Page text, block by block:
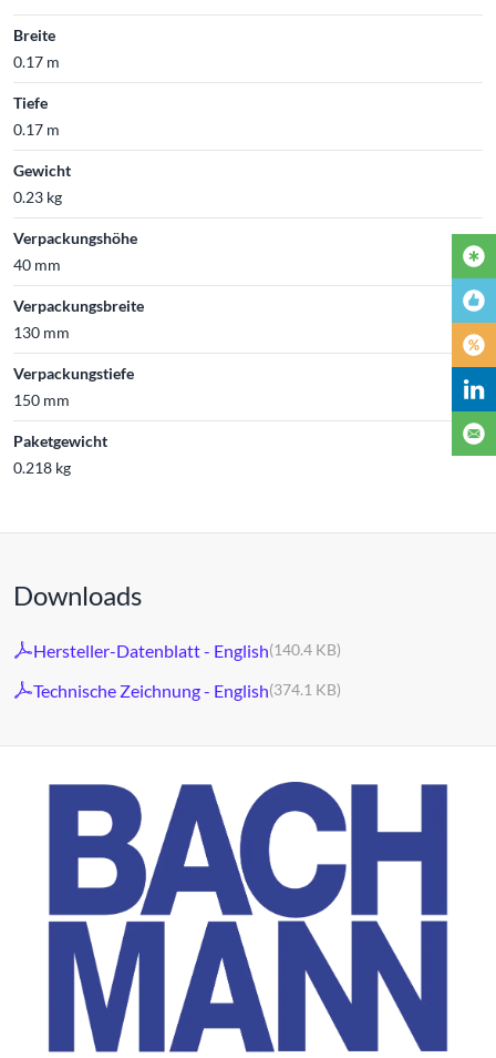
Breite
0.17 m
Tiefe
0.17 m
Gewicht
0.23 kg
Verpackungshöhe
40 mm
Verpackungsbreite
130 mm
Verpackungstiefe
150 mm
Paketgewicht
0.218 kg
Downloads
Hersteller-Datenblatt - English(140.4 KB)
Technische Zeichnung - English(374.1 KB)